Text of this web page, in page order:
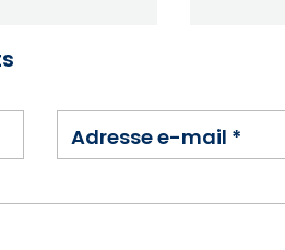
Adresse e-mail *